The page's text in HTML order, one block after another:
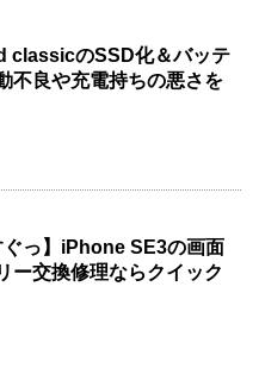
classicのSSD化＆バッテ
不良や充電持ちの悪さを
ぐっ】iPhone SE3の画面
ー交換修理ならクイック